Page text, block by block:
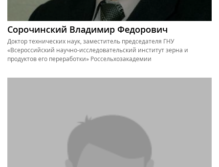
Сорочинский Владимир Федорович
Доктор технических наук, заместитель председателя ГНУ
«Всероссийский научно-исследовательский институт зерна и
продуктов его переработки» Россельхозакадемии